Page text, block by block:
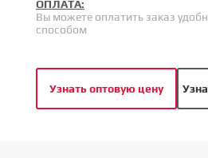
ОПЛАТА:
Вы можете оплатить заказ
способом
Узнать оптовую цену